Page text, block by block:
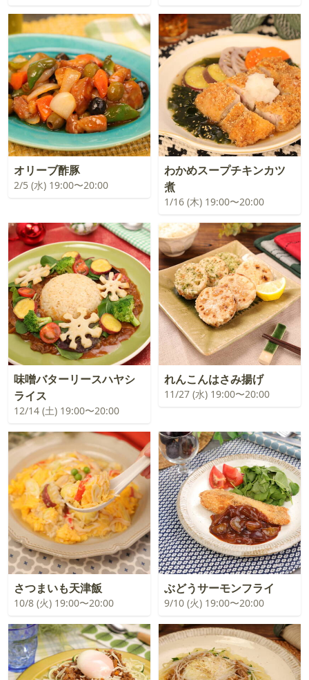
オリーブ酢豚
2/5 (水) 19:00〜20:00
わかめスープチキンカツ
煮
1/16 (木) 19:00〜20:00
味噌バターリースハヤシ
ライス
12/14 (土) 19:00〜20:00
れんこんはさみ揚げ
11/27 (水) 19:00〜20:00
さつまいも天津飯
10/8 (火) 19:00〜20:00
ぶどうサーモンフライ
9/10 (火) 19:00〜20:00